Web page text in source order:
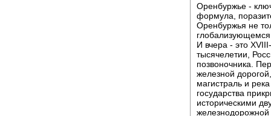
Оренбуржье -
формула,
Оренбуржья не
И вчера - это
тысячелетии,
позвоночника.
железной
магистраль и
государства
историческими